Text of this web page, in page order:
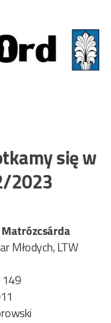
się w
2023
Młodych, LTW